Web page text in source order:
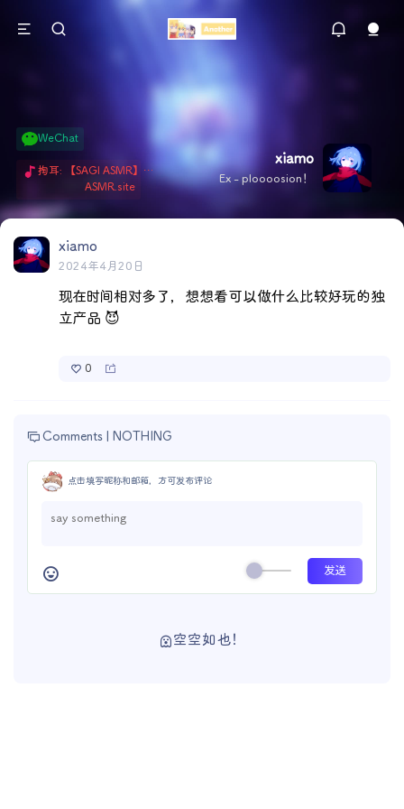
xiamo
Ex - ploooosion！
WeChat
掏耳: 【SAGI ASMR】今天就由阿米娅给博士掏耳吧「耳勺x鹅毛棒x吹气」 Hi-Res无损助眠 + 单刷: ASMR 精选4.0｜ 陪伴天花板 ✦扶扶の温柔哄睡 ✦ 顶级道具和语气词的交融 ✦ 扶桑大红花、
ASMR.site
xiamo
2024年4月20日
现在时间相对多了，想想看可以做什么比较好玩的独
立产品 😈
0
Comments | NOTHING
点击填写昵称和邮箱，方可发布评论
空空如也！